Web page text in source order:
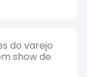
do varejo
show de